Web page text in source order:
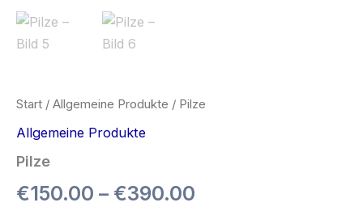
Start / Allgemeine Produkte / Pilze
Allgemeine Produkte
Pilze
€150.00 – €390.00